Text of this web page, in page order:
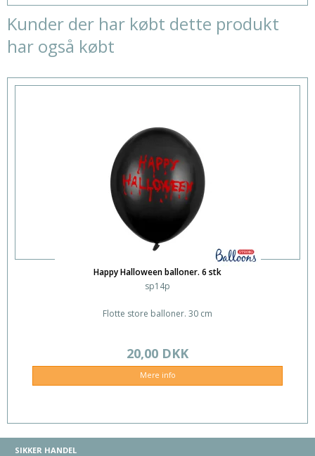
Kunder der har købt dette produkt
har også købt
Happy Halloween balloner. 6 stk
sp14p
Flotte store balloner. 30 cm
20,00 DKK
Mere info
SIKKER HANDEL